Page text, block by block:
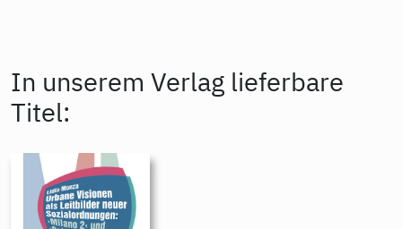
In unserem Verlag lieferbare
Titel: